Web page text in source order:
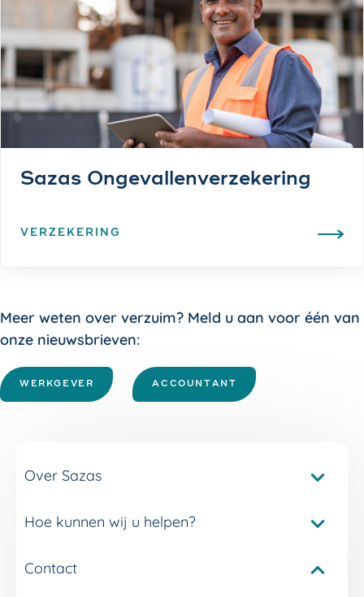
Sazas Ongevallenverzekering
VERZEKERING
Meer weten over verzuim? Meld u aan voor één van
onze nieuwsbrieven:
WERKGEVER ACCOUNTANT
Over Sazas
Pakketvergelijker Sazas
Onze verzuimdiensten
Hoe kunnen wij u helpen?
Service en contact
Contact